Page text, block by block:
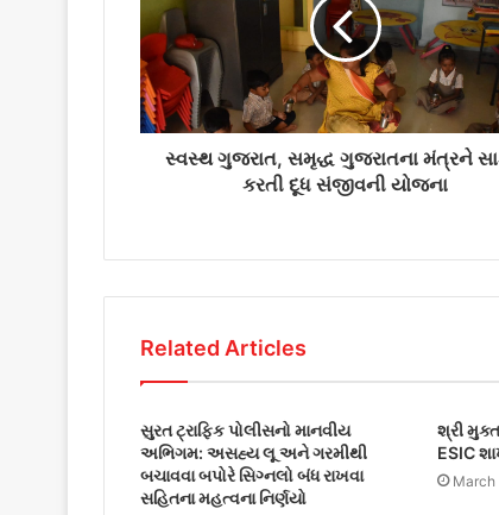
l
a
d
d
r
સ્વસ્થ ગુજરાત, સમૃદ્ધ ગુજરાતના મંત્રને
કરતી દૂધ સંજીવની યોજના
Related Articles
સુરત ટ્રાફિક પોલીસનો માનવીય
અભિગમ: અસહ્ય લૂ અને ગરમીથી
બચાવવા બપોરે સિગ્નલો બંધ રાખવા
સહિતના મહત્વના નિર્ણયો
શ્રી
ESIC